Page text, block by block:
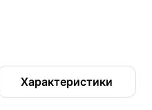
Характеристики